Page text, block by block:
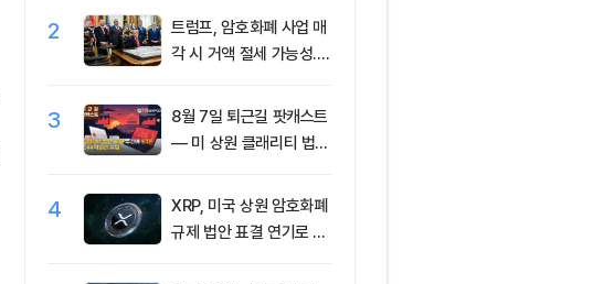
2
트럼프, 암호화폐 사업 매
각 시 거액 절세 가능성...
주목
3
8월 7일 퇴근길 팟캐스트
— 미 상원 클래리티 법안
F 3일 연속 유입
4
XRP, 미국 상원 암호화폐
규제 법안 표결 연기로 급